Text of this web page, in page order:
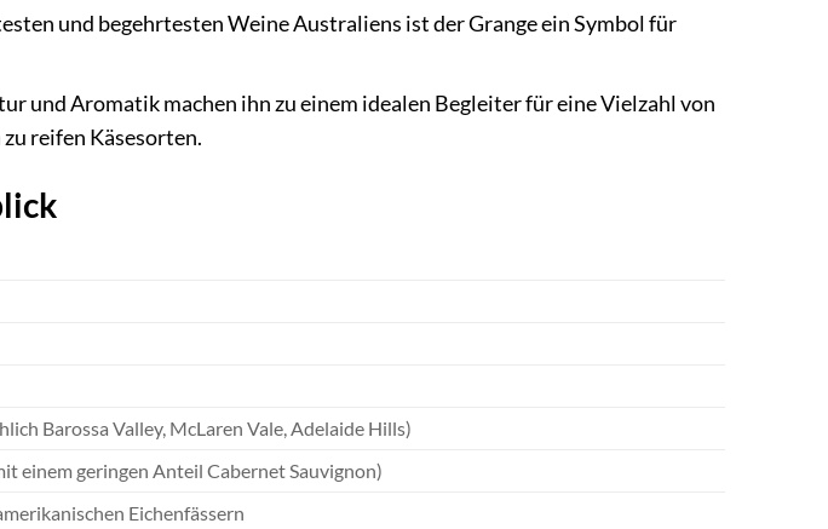
und begehrtesten Weine Australiens ist der Grange ein Symbol für
und Aromatik machen ihn zu einem idealen Begleiter für eine Vielzahl von
reifen Käsesorten.
Barossa Valley, McLaren Vale, Adelaide Hills)
einem geringen Anteil Cabernet Sauvignon)
Eichenfässern